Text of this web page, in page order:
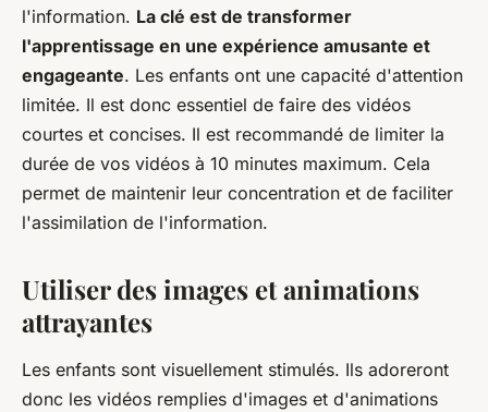
l'information. La clé est de transformer
l'apprentissage en une expérience amusante et
engageante. Les enfants ont une capacité d'attention
limitée. Il est donc essentiel de faire des vidéos
courtes et concises. Il est recommandé de limiter la
durée de vos vidéos à 10 minutes maximum. Cela
permet de maintenir leur concentration et de faciliter
l'assimilation de l'information.
Utiliser des images et animations
attrayantes
Les enfants sont visuellement stimulés. Ils adoreront
donc les vidéos remplies d'images et d'animations